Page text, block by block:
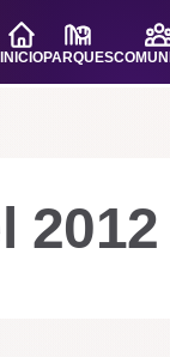
INICIOPARQUES
2012